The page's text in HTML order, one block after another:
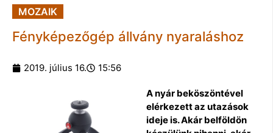
MOZAIK
Fényképezőgép állvány nyaraláshoz
2019. július 16. 15:56
A nyár beköszöntével
elérkezett az utazások
ideje is. Akár belföldön